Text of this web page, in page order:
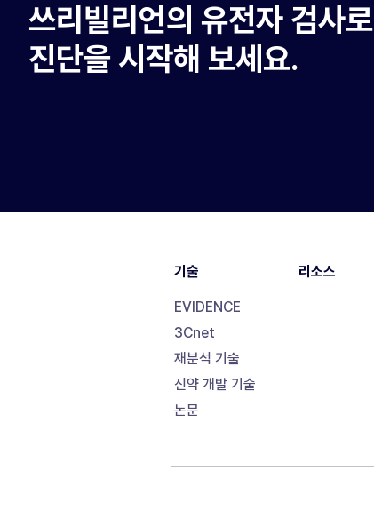
쓰리빌리언의 유전자 검사로
진단을 시작해 보세요.
기술
EVIDENCE
3Cnet
재분석 기술
신약 개발 기술
논문
리소스